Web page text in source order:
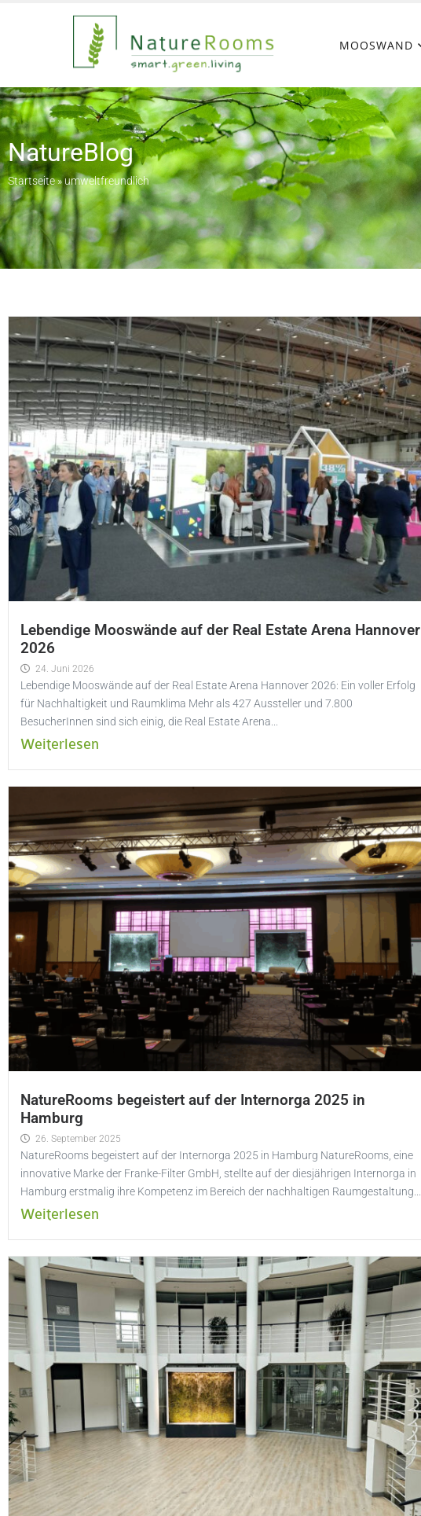
MOOSWAND
NatureBlog
Startseite» umweltfreundlich
Lebendige Mooswände auf der Real Estate Arena Hannover
2026
24. Juni 2026
Lebendige Mooswände auf der Real Estate Arena Hannover 2026: Ein voller Erfolg
für Nachhaltigkeit und Raumklima Mehr als 427 Aussteller und 7.800
BesucherInnen sind sich einig, die Real Estate Arena...
Weiterlesen
NatureRooms begeistert auf der Internorga 2025 in
Hamburg
26. September 2025
NatureRooms begeistert auf der Internorga 2025 in Hamburg NatureRooms, eine
innovative Marke der Franke-Filter GmbH, stellte auf der diesjährigen Internorga in
Hamburg erstmalig ihre Kompetenz im Bereich der nachhaltigen Raumgestaltung...
Weiterlesen